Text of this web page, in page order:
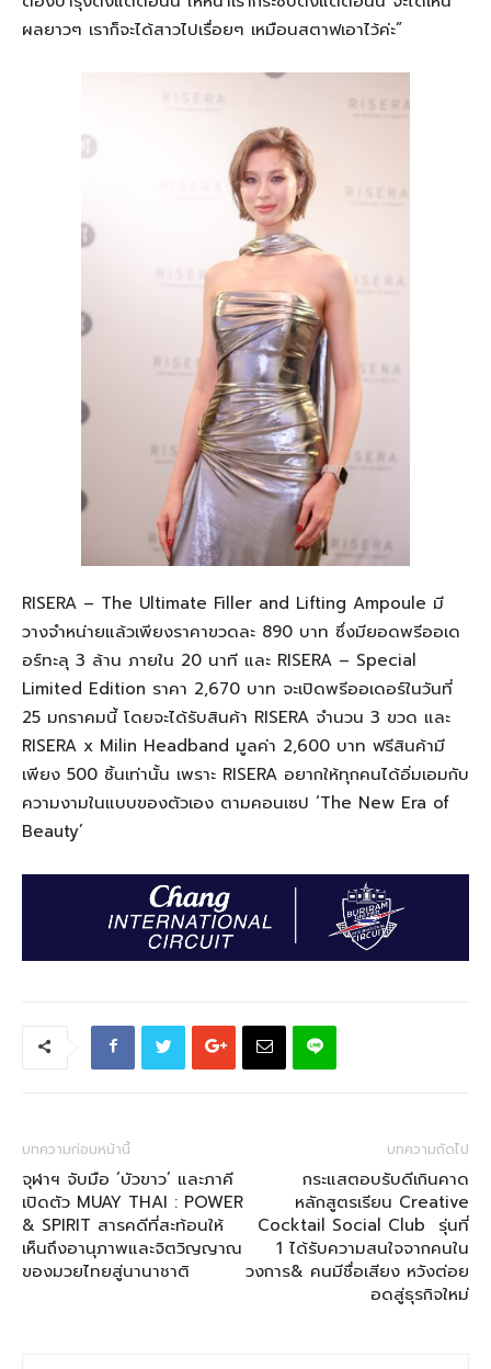
ผลยาวๆ เราก็จะได้สาวไปเรื่อยๆ เหมือนสตาฟเอาไว้ค่ะ”
RISERA – The Ultimate Filler and Lifting Ampoule มี
วางจำหน่ายแล้วเพียงราคาขวดละ 890 บาท ซึ่งมียอดพรีออเด
อร์ทะลุ 3 ล้าน ภายใน 20 นาที และ RISERA – Special
Limited Edition ราคา 2,670 บาท จะเปิดพรีออเดอร์ในวันที่
25 มกราคมนี้ โดยจะได้รับสินค้า RISERA จำนวน 3 ขวด และ
RISERA x Milin Headband มูลค่า 2,600 บาท ฟรีสินค้ามี
เพียง 500 ชิ้นเท่านั้น เพราะ RISERA อยากให้ทุกคนได้อิ่มเอมกับ
ความงามในแบบของตัวเอง ตามคอนเซป ‘The New Era of
Beauty’
บทความก่อนหน้านี้
จุฬาฯ จับมือ ‘บัวขาว’ และภาคี
เปิดตัว MUAY THAI : POWER
& SPIRIT สารคดีที่สะท้อนให้
เห็นถึงอานุภาพและจิตวิญญาณ
ของมวยไทยสู่นานาชาติ
บทความถัดไป
กระแสตอบรับดีเกินคาด
หลักสูตรเรียน Creative
Cocktail Social Club รุ่นที่
1 ได้รับความสนใจจากคนใน
วงการ& คนมีชื่อเสียง หวังต่อย
อดสู่ธุรกิจใหม่